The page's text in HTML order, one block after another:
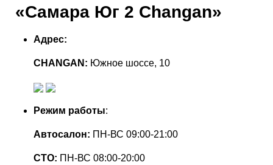
«Самара Юг 2 Changan»
Адрес:
CHANGAN: Южное шоссе, 10
Режим работы:
Автосалон: ПН-ВС 09:00-21:00
СТО: ПН-ВС 08:00-20:00